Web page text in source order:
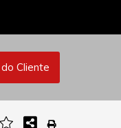
Cliente